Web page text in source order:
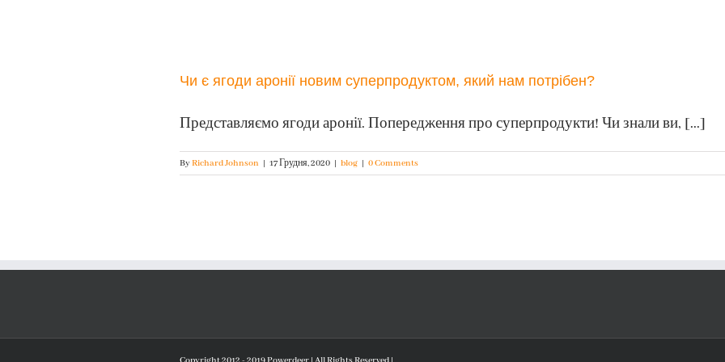
Чи є ягоди аронії новим суперпродуктом, який нам потрібен?
Представляємо ягоди аронії. Попередження про суперпродукти! Чи знали ви, [...]
ByRichard Johnson | 17 Грудня, 2020 | blog | 0 Comments